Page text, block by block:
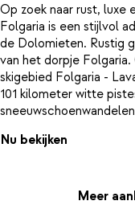
Op zoek naar rust, luxe
Folgaria is een stijlvol
de Dolomieten. Rustig
van het dorpje
skigebied Folgaria -
101 kilometer witte
moderne Blu Hotel
natuur centraal: voor
veel hout en
is het fijn vertoeven in
Nu bekijken
Meer